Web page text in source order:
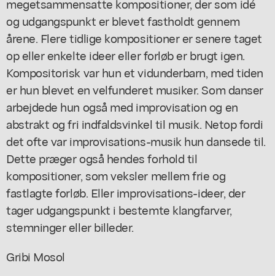
og udgangspunkt er blevet fastholdt gennem
årene. Flere tidlige kompositioner er senere taget
op eller enkelte ideer eller forløb er brugt igen.
Kompositorisk var hun et vidunderbarn, med tiden
er hun blevet en velfunderet musiker. Som danser
arbejdede hun også med improvisation og en
abstrakt og fri indfaldsvinkel til musik. Netop fordi
det ofte var improvisations-musik hun dansede til.
Dette præger også hendes forhold til
kompositioner, som veksler mellem frie og
fastlagte forløb. Eller improvisations-ideer, der
tager udgangspunkt i bestemte klangfarver,
stemninger eller billeder.
Gribi Mosol